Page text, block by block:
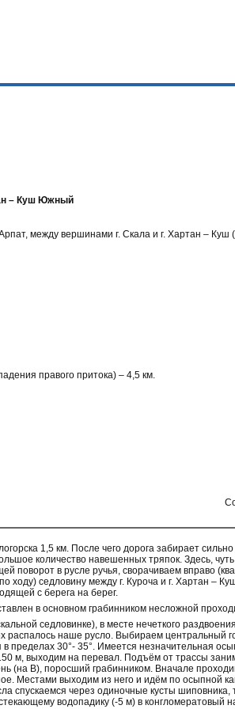
– Куш Южный
между вершинами г. Скала и г. Хартан –
правого притока) – 4,5 км.
1,5 км. После чего дорога забирает
количество навешенных тряпок. Здесь,
поворот в русле ручья, сворачиваем вправо
ходу) седловину между г. Куроча и г. Хартан –
с берега на берег.
в основном грабинником несложной
седловинке), в месте нечеткого
распалось наше русло. Выбираем центральный
30°- 35°. Имеется незначительная
м, выходим на перевал. Подъём от трассы
(на В), поросший грабинником. Вначале
Местами выходим из него и идём по осыпной
спускаемся через одиночные кусты шиповника,
водопадику (-5 м) в конгломератовый